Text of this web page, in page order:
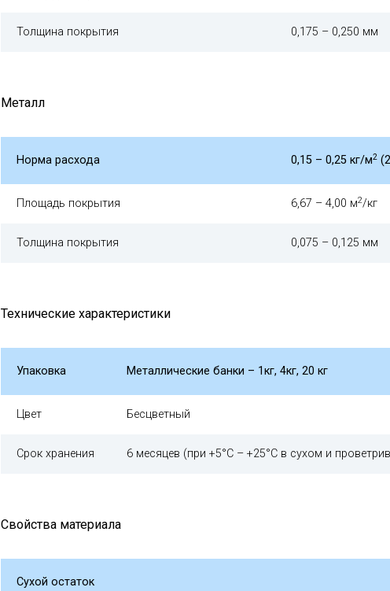
Толщина покрытия 0,175 – 0,250 мм
Металл
Норма расхода 0,15 – 0,25 кг/м2
Площадь покрытия 6,67 – 4,00 м2/кг
Толщина покрытия 0,075 – 0,125 мм
Технические характеристики
Упаковка Металлические банки – 1кг, 4кг, 20 кг
Цвет Бесцветный
Срок хранения 6 месяцев (при +5°С – +25°С в сухом и
Свойства материала
Сухой остаток